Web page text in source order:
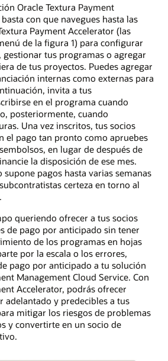
Oracle Textura Payment
con que navegues hasta las
Payment Accelerator (las
de la figura 1) para configurar
gestionar tus programas o agregar
de tus proyectos. Puedes agregar
internas como externas para
invita a tus
en el programa cuando
posteriormente, cuando
Una vez inscritos, tus socios
el pago tan pronto como apruebes
en lugar de después de
la disposición de ese mes.
supone pagos hasta varias semanas
certeza en torno al
queriendo ofrecer a tus socios
de pago por anticipado sin tener
de los programas en hojas
por la escala o los errores,
pago por anticipado a tu solución
Management Cloud Service. Con
Accelerator, podrás ofrecer
adelantado y predecibles a tus
mitigar los riesgos de problemas
y convertirte en un socio de